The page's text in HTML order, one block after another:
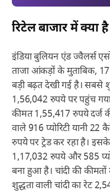
रिटेल बाजार में क्या
इंडिया बुलियन एंड ज्वैलर्स
ताजा आंकड़ों के मुताबिक,
बड़ी बढ़त देखी गई है। सबसे
1,56,042 रुपये पर पहुंच गया
कीमत 1,55,417 रुपये दर्ज
वाले 916 प्योरिटी यानी
रुपये पर ट्रेड कर रहा है। इसके
1,17,032 रुपये और 585
बना हुआ है। चांदी की
शुद्धता वाली चांदी का रेट